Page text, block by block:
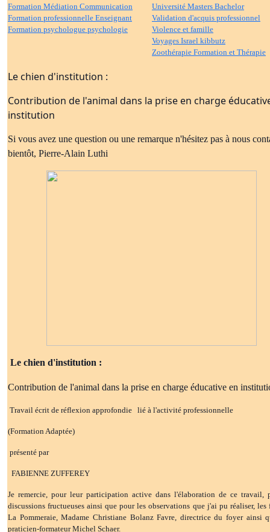
Formation Médiation Communication
Formation professionnelle Enseignant
Formation psychologue psychologie
Université Masters Bachelor
Validation d'acquis professionnel
Violence et famille
Voyages Israel kibbutz
Zoothérapie Formation et Thérapie
Le chien d'institution :
Contribution de l'animal dans la prise en charge
institution
Si vous avez une question ou une remarque n'hésitez pas à nous
bientôt, Pierre-Alain Luthi
Le chien d'institution :
Contribution de l'animal dans la prise en charge éducative en
Travail écrit de réflexion approfondie lié à l'activité professionnelle
(Formation Adaptée)
présenté par
FABIENNE ZUFFEREY
Je remercie, pour leur participation active dans l'élaboration de ce travail,
discussions fructueuses ainsi que pour les observations que j'ai pu réaliser, les
La Pommeraie, Madame Christiane Bolanz Favre, directrice du foyer ainsi
praticien-formateur Michel Schaer.